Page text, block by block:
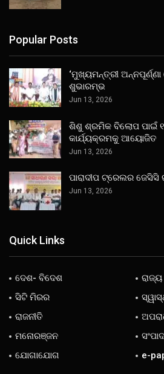
Popular Posts
‘ମୁଖ୍ୟମନ୍ତ୍ରୀ
ଶୁଭାରମ୍ଭ
Jun 13, 2026
ଶିଶୁ ଶ୍ରମିକ ବିଲୋପ ପାଇଁ
କାର୍ଯ୍ୟକ୍ରମକୁ ଆୟୋଜିତ
Jun 13, 2026
ପାରାଦୀପ ଟ୍ରେଲର
Jun 13, 2026
Quick Links
ଦେଶ- ବିଦେଶ
ରାଜ୍ୟ
ସିଟି ମିରର
ରାଜନୀତି
ମନୋରଞ୍ଜନ
ଯୋଗାଯୋଗ
e-